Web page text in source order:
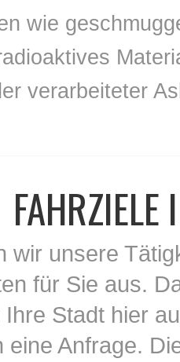
wie
verarbeiteter
wir unsere
für Sie aus.
Stadt hier
eine Anfrage.